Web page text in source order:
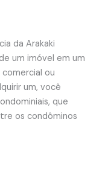
da Arakaki
um imóvel em um
ou
um, você
que
os condôminos